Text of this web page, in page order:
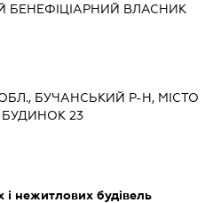
БЕНЕФІЦІАРНИЙ ВЛАСНИК
ОБЛ., БУЧАНСЬКИЙ Р-Н, МІСТО
23
нежитлових будівель